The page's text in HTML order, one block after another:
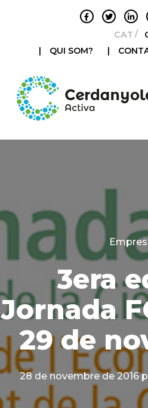
|
QUI SOM? |
3era
Jornada
29 de
28 de novembre de 2016